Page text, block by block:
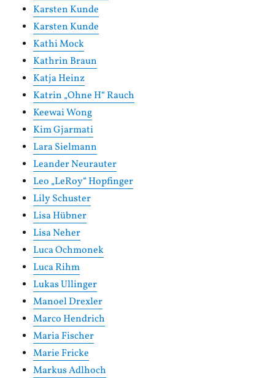
Karsten Kunde
Karsten Kunde
Kathi Mock
Kathrin Braun
Katja Heinz
Katrin „Ohne H“ Rauch
Keewai Wong
Kim Gjarmati
Lara Sielmann
Leander Neurauter
Leo „LeRoy“ Hopfinger
Lily Schuster
Lisa Hübner
Lisa Neher
Luca Ochmonek
Luca Rihm
Lukas Ullinger
Manoel Drexler
Marco Hendrich
Maria Fischer
Marie Fricke
Markus Adlhoch